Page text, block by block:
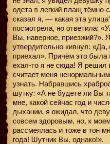
одета в легкий плащ
сказал я, — какая эта
посмотрела, но ответила:
Вы, наверное, приезжий?».
утвердительно кивнул: «Да,
приехал». Причём это была
ехал-то я не сюда! Я решил
считает меня
узнать. Набравшись
шутку: «А не будете ли Вы
мне, какой сейчас год и
дыхании, я ожидал, что
совсем здоровым, но, к
рассмеялась и тоже в тон
года! Шутник Вы, однако!».